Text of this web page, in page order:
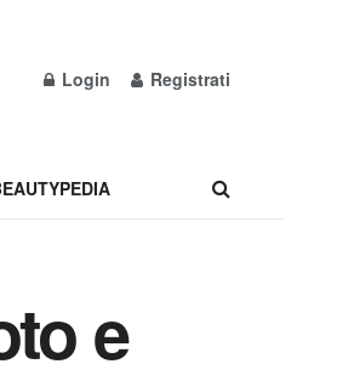
Login Registrati
e